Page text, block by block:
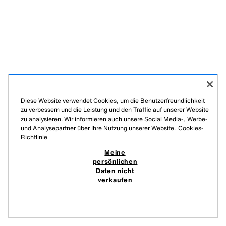
Diese Website verwendet Cookies, um die Benutzerfreundlichkeit
zu verbessern und die Leistung und den Traffic auf unserer Website
zu analysieren. Wir informieren auch unsere Social Media-, Werbe-
und Analysepartner über Ihre Nutzung unserer Website. Cookies-
Richtlinie
Meine
persönlichen
Daten nicht
verkaufen